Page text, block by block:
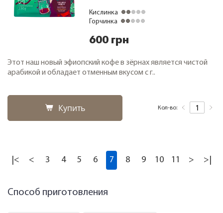
Кислинка
Горчинка
600 грн
Этот наш новый эфиопский кофе в зёрнах является чистой
арабикой и обладает отменным вкусом с г..
Купить Кол-во:
|< < 3 4 5 6 7 8 9 10 11 > >|
Способ приготовления